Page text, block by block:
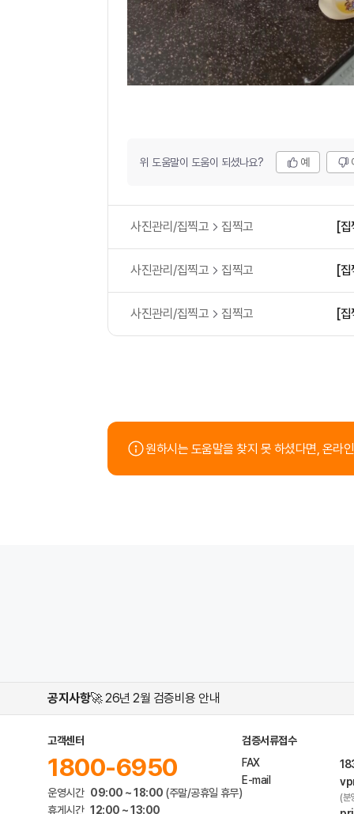
위 도움말이 도움이 되셨나요? 예
사진관리/집찍고 집찍고 [
사진관리/집찍고 집찍고 [
사진관리/집찍고 집찍고 [
원하시는 도움말을 찾지 못 하셨다면, 온라
공지사항🚀 26년 2월 검증비용 안내
고객센터
1800-6950
운영시간 09:00 ~ 18:00 (주말/공휴일 휴무)
휴게시간 12:00 ~ 13:00
검증서류접수
FAX
E-mail
(분